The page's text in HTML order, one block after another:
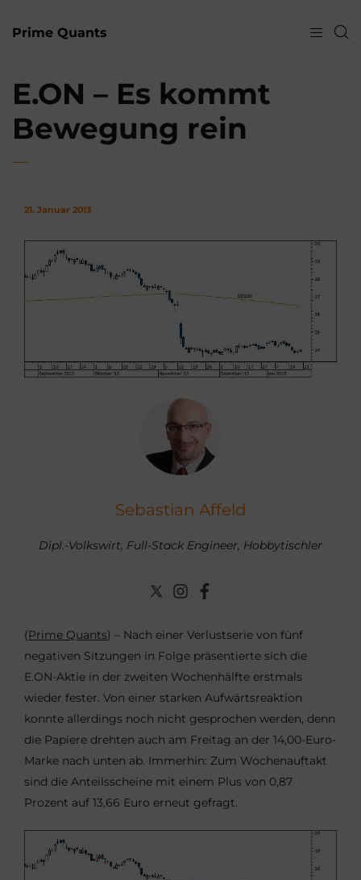
Prime Quants
E.ON – Es kommt
Bewegung rein
21. Januar 2013
Sebastian Affeld
Dipl.-Volkswirt, Full-Stack Engineer, Hobbytischler
(Prime Quants) – Nach einer Verlustserie von fünf
negativen Sitzungen in Folge präsentierte sich die
E.ON-Aktie in der zweiten Wochenhälfte erstmals
wieder fester. Von einer starken Aufwärtsreaktion
konnte allerdings noch nicht gesprochen werden, denn
die Papiere drehten auch am Freitag an der 14,00-Euro-
Marke nach unten ab. Immerhin: Zum Wochenauftakt
sind die Anteilsscheine mit einem Plus von 0,87
Prozent auf 13,66 Euro erneut gefragt.